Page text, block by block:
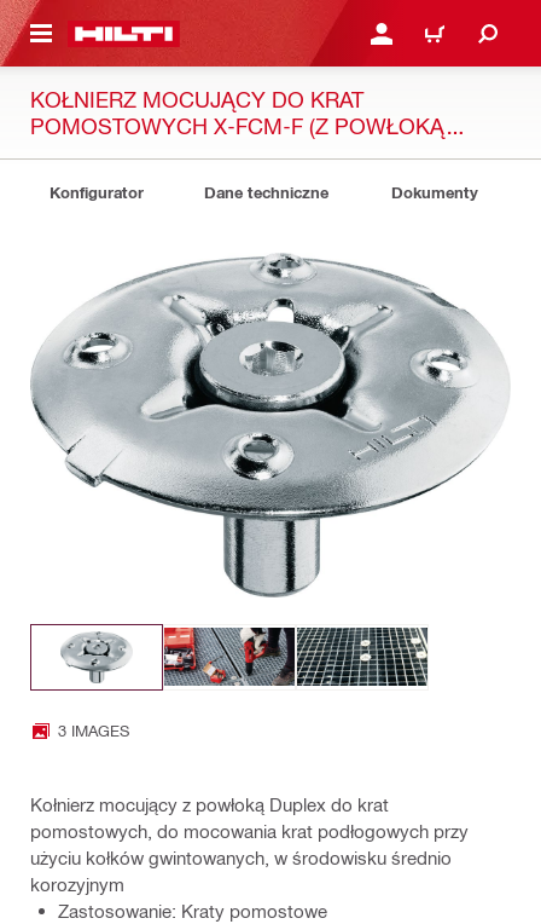
GŁÓWNEJ ZALOGUJ SIĘ LUB
KOSZYK
KOŁNIERZ MOCUJĄCY DO KRAT
POMOSTOWYCH X-FCM-F (Z POWŁOKĄ
Konfigurator Dane techniczne Dokumenty
3 IMAGES
Kołnierz mocujący z powłoką Duplex do krat
pomostowych, do mocowania krat podłogowych przy
użyciu kołków gwintowanych, w środowisku średnio
korozyjnym
Zastosowanie: Kraty pomostowe